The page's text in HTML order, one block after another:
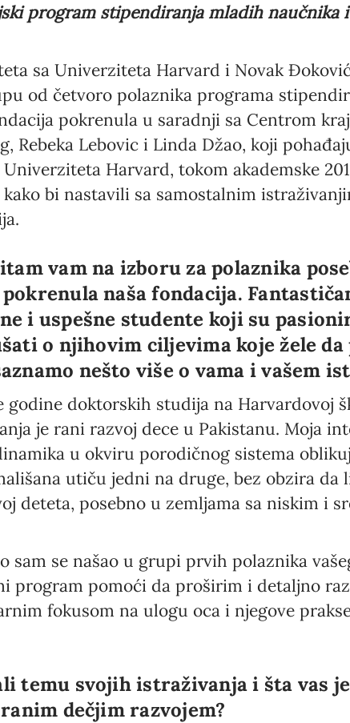
program stipendiranja mladih naučnika
sa Univerziteta Harvard i Novak
od četvoro polaznika programa
pokrenula u saradnji sa Centrom
Rebeka Lebovic i Linda Džao, koji
Harvard, tokom akademske
bi nastavili sa samostalnim
vam na izboru za polaznika
naša fondacija.
i uspešne studente koji su
o njihovim ciljevima koje žele
nešto više o vama i vašem
godine doktorskih studija na Harvardovoj
je rani razvoj dece u Pakistanu. Moja
u okviru porodičnog sistema
utiču jedni na druge, bez obzira da
deteta, posebno u zemljama sa niskim i
sam se našao u grupi prvih polaznika
program pomoći da proširim i detaljno
fokusom na ulogu oca i njegove
temu svojih istraživanja i šta vas
dečjim razvojem?
Newsletter
Email address*
First name*